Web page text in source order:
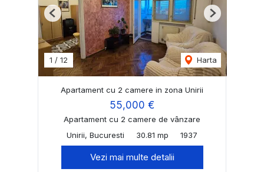
1 / 12 Harta
Previous Next
Apartament cu 2 camere in zona Unirii
55,000 €
Apartament cu 2 camere de vânzare
Unirii, Bucuresti
30.81 mp 1937
Vezi mai multe detalii